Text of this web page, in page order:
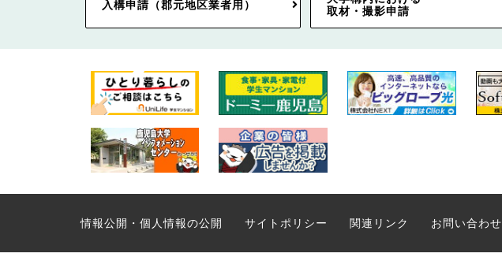
入構申請（郡元地区業者用）
取材・撮影申請
情報公開・個人情報の公開 サイトポリシー 関連リンク お問い合わせ